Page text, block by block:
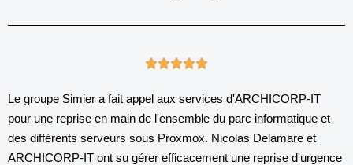
Le groupe Simier a fait appel aux services d'ARCHICORP-IT
pour une reprise en main de l'ensemble du parc informatique et
des différents serveurs sous Proxmox. Nicolas Delamare et
ARCHICORP-IT ont su gérer efficacement une reprise d'urgence